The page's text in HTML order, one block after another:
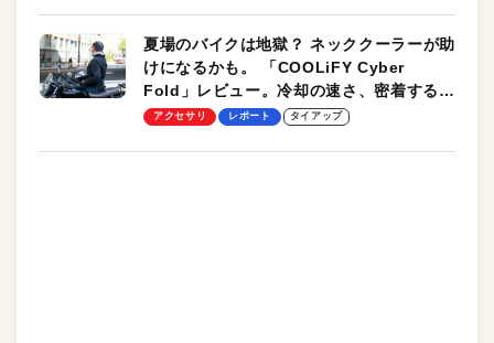
夏場のバイクは地獄？ ネッククーラーが助
けになるかも。 「COOLiFY Cyber
Fold」レビュー。冷却の速さ、密着する冷
却プレート、シンプルな操作性がグッド！
アクセサリ レポート タイアップ